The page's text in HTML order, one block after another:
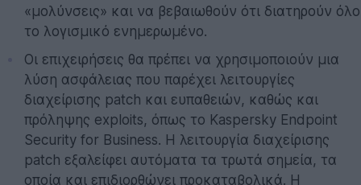
«μολύνσεις» και να βεβαιωθούν ότι διατηρούν όλο
το λογισμικό ενημερωμένο.
Οι επιχειρήσεις θα πρέπει να χρησιμοποιούν μια
λύση ασφάλειας που παρέχει λειτουργίες
διαχείρισης patch και ευπαθειών, καθώς και
πρόληψης exploits, όπως το Kaspersky Endpoint
Security for Business. Η λειτουργία διαχείρισης
patch εξαλείφει αυτόματα τα τρωτά σημεία, τα
οποία και επιδιορθώνει προκαταβολικά. Η